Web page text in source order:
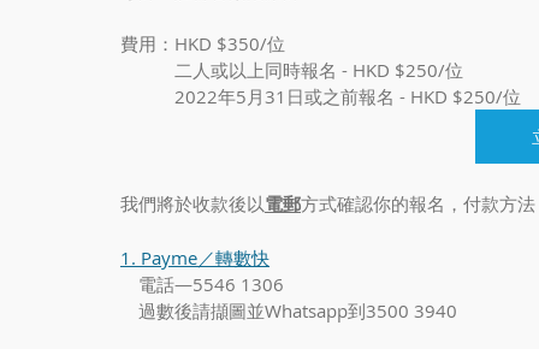
費用：HKD $350/位
二人或以上同時報名 - HKD $250/位
2022年5月31日或之前報名 - HKD $250/位
我們將於收款後以電郵方式確認你的報名，付款方
1. Payme／轉數快
電話—5546 1306
過數後請擷圖並Whatsapp到3500 3940